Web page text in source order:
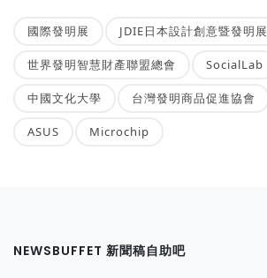
國際發明展 JDIE日本設計創意暨發明展
世界發明智慧財產聯盟總會 SocialLab
中國文化大學 台灣發明商品促進協會
ASUS Microchip
NEWSBUFFET 新聞稿自助吧